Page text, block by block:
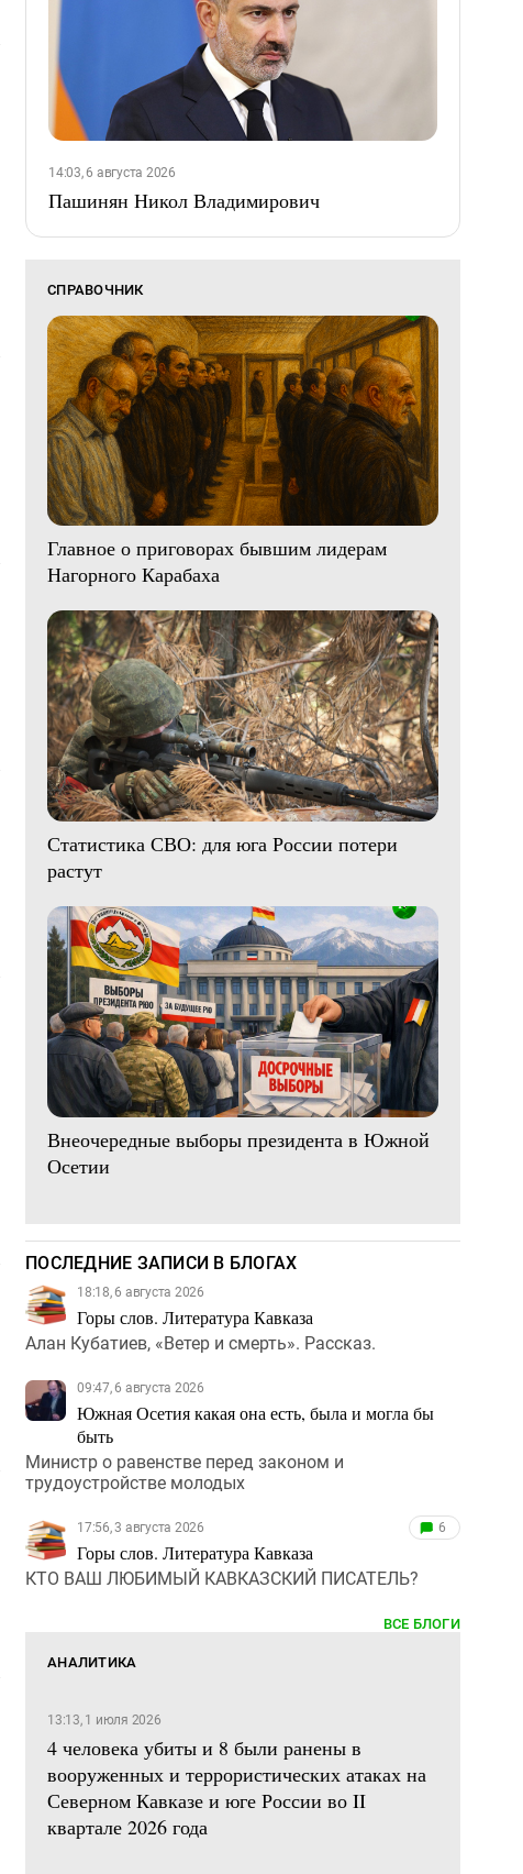
14:03, 6 августа 2026
Пашинян Никол Владимирович
СПРАВОЧНИК
Главное о приговорах бывшим лидерам
Нагорного Карабаха
Статистика СВО: для юга России потери
растут
Внеочередные выборы президента в Южной
Осетии
ПОСЛЕДНИЕ ЗАПИСИ В БЛОГАХ
18:18, 6 августа 2026
Горы слов. Литература Кавказа
Алан Кубатиев, «Ветер и смерть». Рассказ.
09:47, 6 августа 2026
Южная Осетия какая она есть, была и могла бы
быть
Министр о равенстве перед законом и
трудоустройстве молодых
17:56, 3 августа 2026
Горы слов. Литература Кавказа
6
КТО ВАШ ЛЮБИМЫЙ КАВКАЗСКИЙ ПИСАТЕЛЬ?
ВСЕ БЛОГИ
АНАЛИТИКА
13:13, 1 июля 2026
4 человека убиты и 8 были ранены в
вооруженных и террористических атаках на
Северном Кавказе и юге России во II
квартале 2026 года